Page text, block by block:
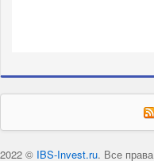
2022 © IBS-Invest.ru. Все права